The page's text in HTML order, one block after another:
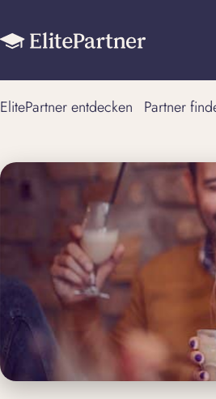
ElitePartner entdecken Partner